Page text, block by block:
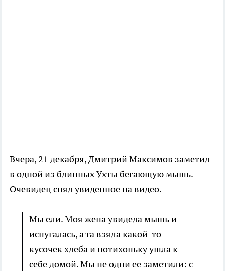
Вчера, 21 декабря, Дмитрий Максимов заметил
в одной из блинных Ухты бегающую мышь.
Очевидец снял увиденное на видео.
Мы ели. Моя жена увидела мышь и
испугалась, а та взяла какой-то
кусочек хлеба и потихоньку ушла к
себе домой. Мы не одни ее заметили: с